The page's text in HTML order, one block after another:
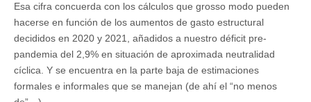
Esa cifra concuerda con los cálculos que grosso modo pueden
hacerse en función de los aumentos de gasto estructural
decididos en 2020 y 2021, añadidos a nuestro déficit pre-
pandemia del 2,9% en situación de aproximada neutralidad
cíclica. Y se encuentra en la parte baja de estimaciones
formales e informales que se manejan (de ahí el “no menos